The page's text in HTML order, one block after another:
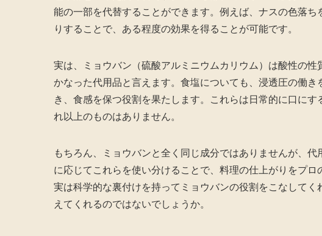
能の一部を代替することができます。例えば、ナスの色落
りすることで、ある程度の効果を得ることが可能です。
実は、ミョウバン（硫酸アルミニウムカリウム）は酸性の
かなった代用品と言えます。食塩についても、浸透圧の働
き、食感を保つ役割を果たします。これらは日常的に口に
れ以上のものはありません。
もちろん、ミョウバンと全く同じ成分ではありませんが、
に応じてこれらを使い分けることで、料理の仕上がりをプロ
実は科学的な裏付けを持ってミョウバンの役割をこなして
えてくれるのではないでしょうか。